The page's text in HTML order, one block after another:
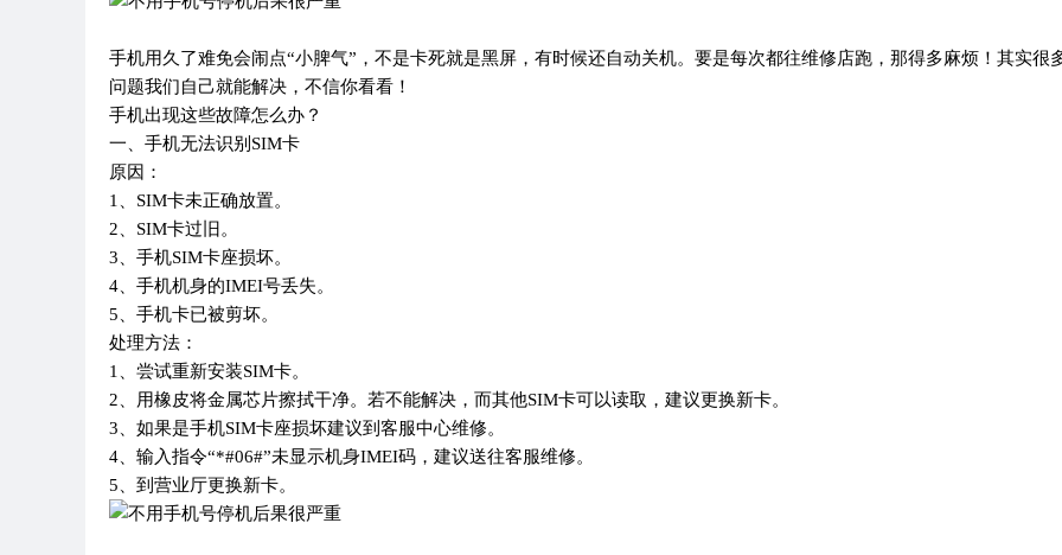
手机用久了难免会闹点“小脾气”，不是卡死就是黑屏，有时候还自动关机。要是每次都往维修店跑，那得多麻烦！其实很
问题我们自己就能解决，不信你看看！
手机出现这些故障怎么办？
一、手机无法识别SIM卡
原因：
1、SIM卡未正确放置。
2、SIM卡过旧。
3、手机SIM卡座损坏。
4、手机机身的IMEI号丢失。
5、手机卡已被剪坏。
处理方法：
1、尝试重新安装SIM卡。
2、用橡皮将金属芯片擦拭干净。若不能解决，而其他SIM卡可以读取，建议更换新卡。
3、如果是手机SIM卡座损坏建议到客服中心维修。
4、输入指令“*#06#”未显示机身IMEI码，建议送往客服维修。
5、到营业厅更换新卡。